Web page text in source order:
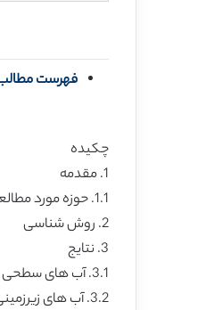
فهرست
چکیده
1. مقدمه
1.1. حوزه مورد مطالعه
2. روش شناسی
3. نتایج
3.1. آب های سطحی
3.2. آب های زیرزمینی